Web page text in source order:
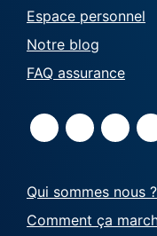
Espace personnel
Notre blog
FAQ assurance
Qui sommes nous ?
Comment ça